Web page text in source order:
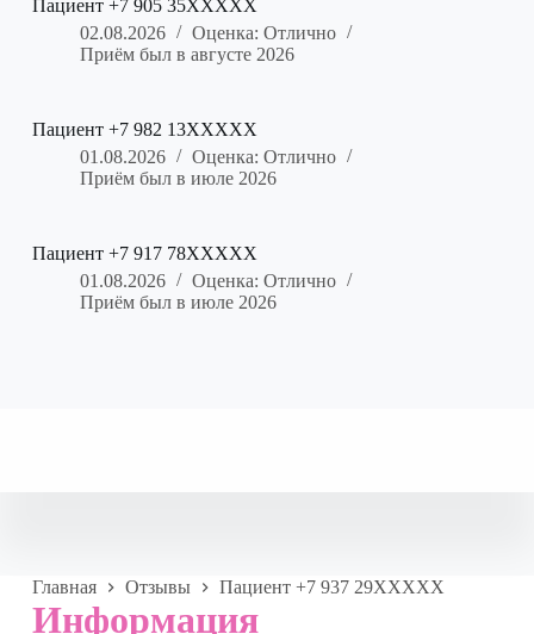
Пациент +7 905 35XXXXX
02.08.2026
Оценка: Отлично
Приём был в августе 2026
Пациент +7 982 13XXXXX
01.08.2026
Оценка: Отлично
Приём был в июле 2026
Пациент +7 917 78XXXXX
01.08.2026
Оценка: Отлично
Приём был в июле 2026
Главная Отзывы Пациент +7 937 29XXXXX
Информация